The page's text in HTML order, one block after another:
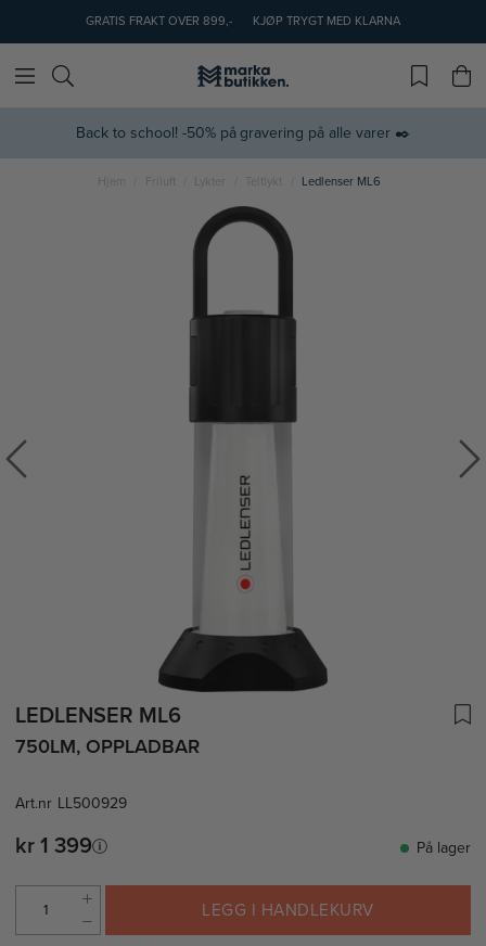
GRATIS FRAKT OVER 899,- KJØP TRYGT MED KLARNA
Back to school! -50% på gravering på alle varer ✒️
Hjem Friluft Lykter Teltlykt Ledlenser ML6
LEDLENSER ML6
750LM, OPPLADBAR
Art.nr LL500929
kr 1 399 På lager
LEGG I HANDLEKURV